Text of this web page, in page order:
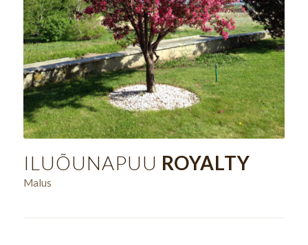
ILUÕUNAPUU ROYALTY
Malus